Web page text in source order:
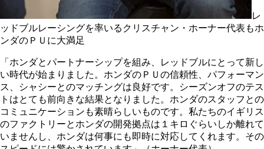
レ
ッドブルレーシングを率いるクリスチャン・ホーナー代表もホ
ンダのＰＵに大満足
「ホンダとパートナーシップを組み、レッドブルにとって新し
い時代が始まりました。ホンダのＰＵの信頼性、パフォーマン
ス、シャシーとのマッチングは良好です。シーズンオフのテス
トはとても前向きな結果となりました。ホンダのスタッフとの
コミュニケーションも素晴らしいものです。私たちのイギリス
のファクトリーとホンダの開発拠点は１キロぐらいしか離れて
いませんし、ホンダは何事にも即時に対応してくれます。その